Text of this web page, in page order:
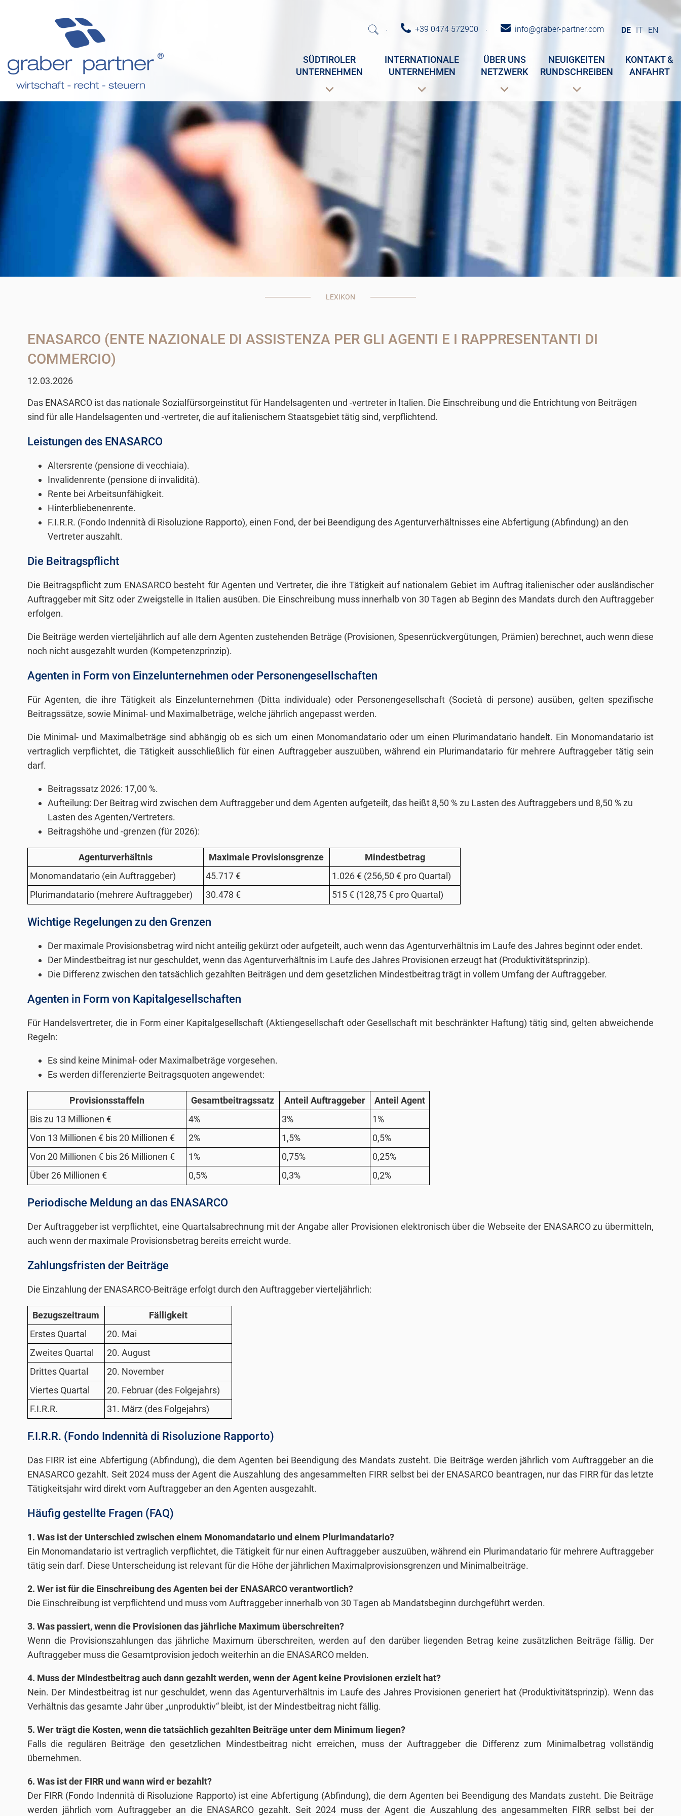
· +39 0474 572900 · info@graber-partner.com DE IT EN
SÜDTIROLER
UNTERNEHMEN
INTERNATIONALE
UNTERNEHMEN
ÜBER UNS
NETZWERK
NEUIGKEITEN
RUNDSCHREIBEN
KONTAKT &
ANFAHRT
LEXIKON
ENASARCO (ENTE NAZIONALE DI ASSISTENZA PER GLI AGENTI E I RAPPRESENTANTI DI
COMMERCIO)
12.03.2026
Das ENASARCO ist das nationale Sozialfürsorgeinstitut für Handelsagenten und -vertreter in Italien. Die Einschreibung und die Entrichtung von Beiträgen
sind für alle Handelsagenten und -vertreter, die auf italienischem Staatsgebiet tätig sind, verpflichtend.
Leistungen des ENASARCO
Altersrente (pensione di vecchiaia).
Invalidenrente (pensione di invalidità).
Rente bei Arbeitsunfähigkeit.
Hinterbliebenenrente.
F.I.R.R. (Fondo Indennità di Risoluzione Rapporto), einen Fond, der bei Beendigung des Agenturverhältnisses eine Abfertigung (Abfindung) an den
Vertreter auszahlt.
Die Beitragspflicht
Die Beitragspflicht zum ENASARCO besteht für Agenten und Vertreter, die ihre Tätigkeit auf nationalem Gebiet im Auftrag italienischer oder ausländischer
Auftraggeber mit Sitz oder Zweigstelle in Italien ausüben. Die Einschreibung muss innerhalb von 30 Tagen ab Beginn des Mandats durch den Auftraggeber
erfolgen.
Die Beiträge werden vierteljährlich auf alle dem Agenten zustehenden Beträge (Provisionen, Spesenrückvergütungen, Prämien) berechnet, auch wenn diese
noch nicht ausgezahlt wurden (Kompetenzprinzip).
Agenten in Form von Einzelunternehmen oder Personengesellschaften
Für Agenten, die ihre Tätigkeit als Einzelunternehmen (Ditta individuale) oder Personengesellschaft (Società di persone) ausüben, gelten spezifische
Beitragssätze, sowie Minimal- und Maximalbeträge, welche jährlich angepasst werden.
Die Minimal- und Maximalbeträge sind abhängig ob es sich um einen Monomandatario oder um einen Plurimandatario handelt. Ein Monomandatario ist
vertraglich verpflichtet, die Tätigkeit ausschließlich für einen Auftraggeber auszuüben, während ein Plurimandatario für mehrere Auftraggeber tätig sein
darf.
Beitragssatz 2026: 17,00 %.
Aufteilung: Der Beitrag wird zwischen dem Auftraggeber und dem Agenten aufgeteilt, das heißt 8,50 % zu Lasten des Auftraggebers und 8,50 % zu
Lasten des Agenten/Vertreters.
Beitragshöhe und -grenzen (für 2026):
Agenturverhältnis Maximale Provisionsgrenze
Mindestbetrag
Monomandatario (ein Auftraggeber)
45.717 €
1.026 € (256,50 € pro Quartal)
Plurimandatario (mehrere Auftraggeber)
30.478 € 515 € (128,75 € pro Quartal)
Wichtige Regelungen zu den Grenzen
Der maximale Provisionsbetrag wird nicht anteilig gekürzt oder aufgeteilt, auch wenn das Agenturverhältnis im Laufe des Jahres beginnt oder endet.
Der Mindestbeitrag ist nur geschuldet, wenn das Agenturverhältnis im Laufe des Jahres Provisionen erzeugt hat (Produktivitätsprinzip).
Die Differenz zwischen den tatsächlich gezahlten Beiträgen und dem gesetzlichen Mindestbeitrag trägt in vollem Umfang der Auftraggeber.
Agenten in Form von Kapitalgesellschaften
Für Handelsvertreter, die in Form einer Kapitalgesellschaft (Aktiengesellschaft oder Gesellschaft mit beschränkter Haftung) tätig sind, gelten abweichende
Regeln:
Es sind keine Minimal- oder Maximalbeträge vorgesehen.
Es werden differenzierte Beitragsquoten angewendet:
Provisionsstaffeln Gesamtbeitragssatz Anteil Auftraggeber
Anteil Agent
Bis zu 13 Millionen €
4% 3%
1%
Von 13 Millionen € bis 20 Millionen €
2% 1,5%
0,5%
Von 20 Millionen € bis 26 Millionen €
1% 0,75%
0,25%
Über 26 Millionen €
0,5% 0,3% 0,2%
Periodische Meldung an das ENASARCO
Der Auftraggeber ist verpflichtet, eine Quartalsabrechnung mit der Angabe aller Provisionen elektronisch über die Webseite der ENASARCO zu übermitteln,
auch wenn der maximale Provisionsbetrag bereits erreicht wurde.
Zahlungsfristen der Beiträge
Die Einzahlung der ENASARCO-Beiträge erfolgt durch den Auftraggeber vierteljährlich:
Bezugszeitraum
Fälligkeit
Erstes Quartal
20. Mai
Zweites Quartal
20. August
Drittes Quartal
20. November
Viertes Quartal
20. Februar (des Folgejahrs)
F.I.R.R.
31. März (des Folgejahrs)
F.I.R.R. (Fondo Indennità di Risoluzione Rapporto)
Das FIRR ist eine Abfertigung (Abfindung), die dem Agenten bei Beendigung des Mandats zusteht. Die Beiträge werden jährlich vom Auftraggeber an die
ENASARCO gezahlt. Seit 2024 muss der Agent die Auszahlung des angesammelten FIRR selbst bei der ENASARCO beantragen, nur das FIRR für das letzte
Tätigkeitsjahr wird direkt vom Auftraggeber an den Agenten ausgezahlt.
Häufig gestellte Fragen (FAQ)
1. Was ist der Unterschied zwischen einem Monomandatario und einem Plurimandatario?
Ein Monomandatario ist vertraglich verpflichtet, die Tätigkeit für nur einen Auftraggeber auszuüben, während ein Plurimandatario für mehrere Auftraggeber
tätig sein darf. Diese Unterscheidung ist relevant für die Höhe der jährlichen Maximalprovisionsgrenzen und Minimalbeiträge.
2. Wer ist für die Einschreibung des Agenten bei der ENASARCO verantwortlich?
Die Einschreibung ist verpflichtend und muss vom Auftraggeber innerhalb von 30 Tagen ab Mandatsbeginn durchgeführt werden.
3. Was passiert, wenn die Provisionen das jährliche Maximum überschreiten?
Wenn die Provisionszahlungen das jährliche Maximum überschreiten, werden auf den darüber liegenden Betrag keine zusätzlichen Beiträge fällig. Der
Auftraggeber muss die Gesamtprovision jedoch weiterhin an die ENASARCO melden.
4. Muss der Mindestbeitrag auch dann gezahlt werden, wenn der Agent keine Provisionen erzielt hat?
Nein. Der Mindestbeitrag ist nur geschuldet, wenn das Agenturverhältnis im Laufe des Jahres Provisionen generiert hat (Produktivitätsprinzip). Wenn das
Verhältnis das gesamte Jahr über „unproduktiv“ bleibt, ist der Mindestbeitrag nicht fällig.
5. Wer trägt die Kosten, wenn die tatsächlich gezahlten Beiträge unter dem Minimum liegen?
Falls die regulären Beiträge den gesetzlichen Mindestbeitrag nicht erreichen, muss der Auftraggeber die Differenz zum Minimalbetrag vollständig
übernehmen.
6. Was ist der FIRR und wann wird er bezahlt?
Der FIRR (Fondo Indennità di Risoluzione Rapporto) ist eine Abfertigung (Abfindung), die dem Agenten bei Beendigung des Mandats zusteht. Die Beiträge
werden jährlich vom Auftraggeber an die ENASARCO gezahlt. Seit 2024 muss der Agent die Auszahlung des angesammelten FIRR selbst bei der